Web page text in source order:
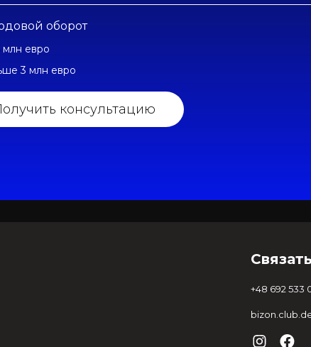
оборот
млн евро
3 млн евро
консультацию
+48 692 533